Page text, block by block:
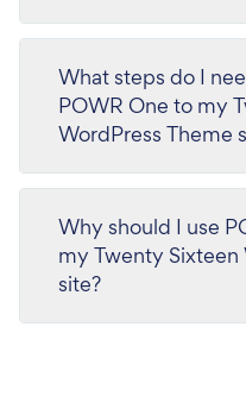
What steps do I
POWR One to my
WordPress Theme
Why should I use
my Twenty Sixteen
site?